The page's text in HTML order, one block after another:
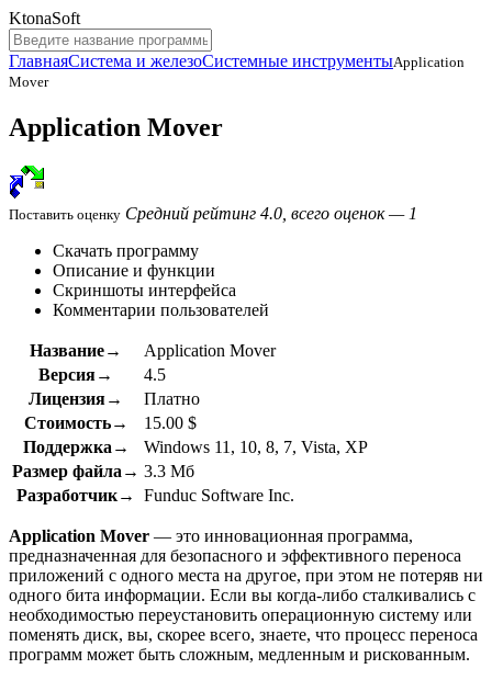
KtonaSoft
ГлавнаяСистема и железоСистемные инструментыApplication
Mover
Application Mover
Поставить оценку Средний рейтинг 4.0, всего оценок — 1
Скачать программу
Описание и функции
Скриншоты интерфейса
Комментарии пользователей
Название→
Application Mover
Версия→
4.5
Лицензия→
Платно
Стоимость→
15.00 $
Поддержка→
Windows 11, 10, 8, 7, Vista, XP
Размер файла→ 3.3 Мб
Разработчик→
Funduc Software Inc.
Application Mover — это инновационная программа,
предназначенная для безопасного и эффективного переноса
приложений с одного места на другое, при этом не потеряв ни
одного бита информации. Если вы когда-либо сталкивались с
необходимостью переустановить операционную систему или
поменять диск, вы, скорее всего, знаете, что процесс переноса
программ может быть сложным, медленным и рискованным.